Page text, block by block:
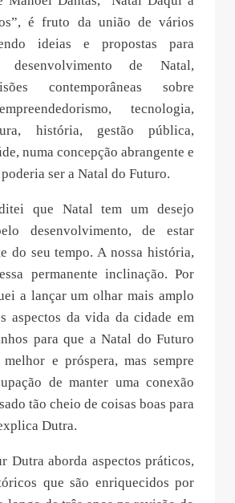
é fruto da união de vários
ideias e propostas para
de Natal,
contemporâneas sobre
tecnologia,
história, gestão pública,
numa concepção abrangente e
ser a Natal do Futuro.
que Natal tem um desejo
desenvolvimento, de estar
do seu tempo. A nossa história,
permanente inclinação. Por
a lançar um olhar mais amplo
aspectos da vida da cidade em
para que a Natal do Futuro
e próspera, mas sempre
de manter uma conexão
tão cheio de coisas boas para
Dutra.
Dutra aborda aspectos práticos,
que são enriquecidos por